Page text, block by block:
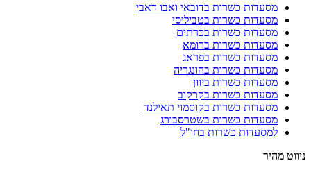
מסעדות כשרות בדובאי ואבו דאבי
מסעדות כשרות בטביליסי
מסעדות כשרות בכרתים
מסעדות כשרות ברומא
מסעדות כשרות בפראג
מסעדות כשרות בהונגריה
מסעדות כשרות ביוון
מסעדות כשרות בקרקוב
מסעדות כשרות בקוסמוי תאילנד
מסעדות כשרות בשטרסבורג
למסעדות כשרות בחו"ל
ניווט מהיר